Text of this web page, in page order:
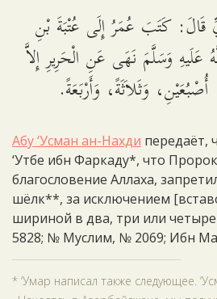
قَالَ: كَتَبَ عُمَرُ إِلَى عُتْبَةَ بْنِ
عَلَيهِ وَسَلَّمَ نَهَى عَنِ الْحَرِيرِ إِلاَّ
وَثَلاَثَةً، وَأَرْبَعَةً.
Абу ‘Усман ан-Нахди передаёт,
‘Утбе ибн Фаркаду*, что
благословение Аллаха,
шёлк**, за исключением
шириной в два, три или
5828; № Муслим, № 2069; Ибн
* ‘Умар написал также следующее.